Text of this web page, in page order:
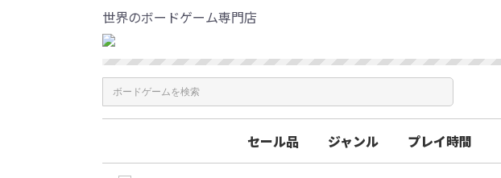
世界のボードゲーム専門店
セール品 ジャンル プレイ時間